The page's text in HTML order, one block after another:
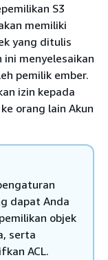
S3
memiliki
yang ditulis
ini menyelesaikan
pemilik ember.
izin kepada
orang lain Akun
dapat Anda
objek
serta
ACL.